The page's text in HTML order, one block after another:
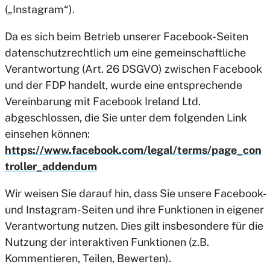
(„Instagram“).
Da es sich beim Betrieb unserer Facebook-Seiten
datenschutzrechtlich um eine gemeinschaftliche
Verantwortung (Art. 26 DSGVO) zwischen Facebook
und der FDP handelt, wurde eine entsprechende
Vereinbarung mit Facebook Ireland Ltd.
abgeschlossen, die Sie unter dem folgenden Link
einsehen können:
https://www.facebook.com/legal/terms/page_con
troller_addendum
Wir weisen Sie darauf hin, dass Sie unsere Facebook-
und Instagram-Seiten und ihre Funktionen in eigener
Verantwortung nutzen. Dies gilt insbesondere für die
Nutzung der interaktiven Funktionen (z.B.
Kommentieren, Teilen, Bewerten).